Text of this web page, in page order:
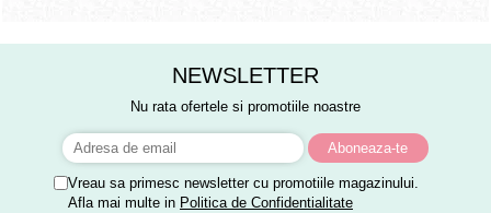
NEWSLETTER
Nu rata ofertele si promotiile noastre
Vreau sa primesc newsletter cu promotiile magazinului.
Afla mai multe in Politica de Confidentialitate